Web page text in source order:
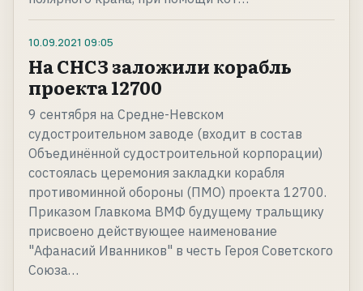
10.09.2021 09:05
На СНСЗ заложили корабль
проекта 12700
9 сентября на Средне-Невском
судостроительном заводе (входит в состав
Объединённой судостроительной корпорации)
состоялась церемония закладки корабля
противоминной обороны (ПМО) проекта 12700.
Приказом Главкома ВМФ будущему тральщику
присвоено действующее наименование
"Афанасий Иванников" в честь Героя Советского
Союза…